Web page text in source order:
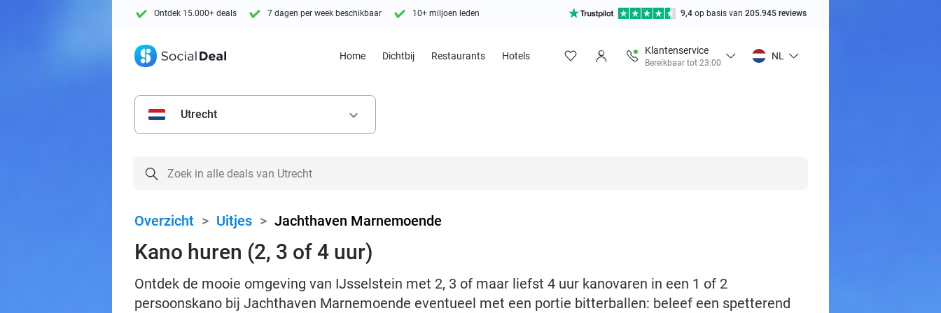
Ontdek 15.000+ deals 7 dagen per week beschikbaar 10+ miljoen leden 9,4 op basis van 205.945 reviews
Home Dichtbij Restaurants Hotels
Klantenservice
Bereikbaar tot 23:00
NL
Utrecht keyboard_arrow_down
Overzicht > Uitjes > Jachthaven Marnemoende
Kano huren (2, 3 of 4 uur)
Ontdek de mooie omgeving van IJsselstein met 2, 3 of maar liefst 4 uur kanovaren in een 1 of 2
persoonskano bij Jachthaven Marnemoende eventueel met een portie bitterballen: beleef een spetterend